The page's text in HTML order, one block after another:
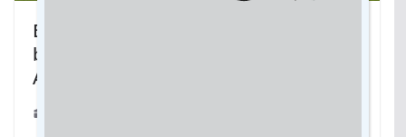
Bolsistas de MS integram seleção
brasileira nos Jogos Parapan-
Americanos de Jovens